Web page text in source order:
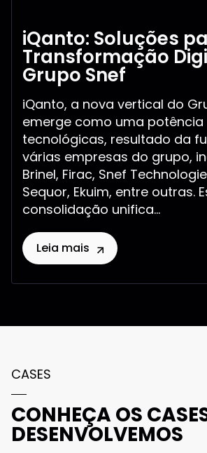
iQanto: Soluções
Transformação
Grupo Snef
iQanto, a nova vertical do
emerge como uma potência
tecnológicas, resultado da
várias empresas do grupo,
Brinel, Firac, Snef
Sequor, Ekuim, entre outras.
consolidação unifica...
Leia mais
CASES
CONHEÇA OS
DESENVOLVEMOS